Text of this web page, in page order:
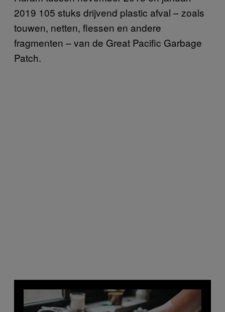
2019 105 stuks drijvend plastic afval – zoals
touwen, netten, flessen en andere
fragmenten – van de Great Pacific Garbage
Patch.